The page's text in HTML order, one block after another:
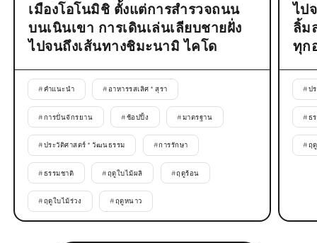
เมืองโอโนมิชิ ตั้งแต่การสำรวจถนน
บนเนินเขา การเดินเล่นเลียบชายฝั่ง
ไปจนถึงเส้นทางชิมะนามิ ไคโด
#คำแนะนำ # อาหารรสเลิศ * สุรา
#การปั่นจักรยาน #ช้อปปิ้ง #มาตรฐาน
#ประวัติศาสตร์ * วัฒนธรรม #การรักษา
#ธรรมชาติ #ฤดูใบไม้ผลิ #ฤดูร้อน
#ฤดูใบไม้ร่วง #ฤดูหนาว
ไป
ลิ้ม
ทุก
#ป
#ธ
#ฤ